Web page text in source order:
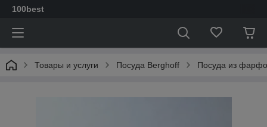
100best
Товары и услуги Посуда Berghoff Посуда из